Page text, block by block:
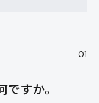
01
すか。